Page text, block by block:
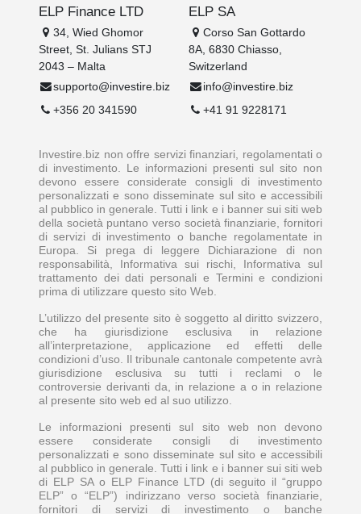
ELP Finance LTD
34, Wied Ghomor
Street, St. Julians STJ
2043 – Malta
supporto@investire.biz
+356 20 341590
ELP SA
Corso San Gottardo
8A, 6830 Chiasso,
Switzerland
info@investire.biz
+41 91 9228171
Investire.biz non offre servizi finanziari, regolamentati o
di investimento. Le informazioni presenti sul sito non
devono essere considerate consigli di investimento
personalizzati e sono disseminate sul sito e accessibili
al pubblico in generale. Tutti i link e i banner sui siti web
della società puntano verso società finanziarie, fornitori
di servizi di investimento o banche regolamentate in
Europa. Si prega di leggere Dichiarazione di non
responsabilità, Informativa sui rischi, Informativa sul
trattamento dei dati personali e Termini e condizioni
prima di utilizzare questo sito Web.
L’utilizzo del presente sito è soggetto al diritto svizzero,
che ha giurisdizione esclusiva in relazione
all’interpretazione, applicazione ed effetti delle
condizioni d’uso. Il tribunale cantonale competente avrà
giurisdizione esclusiva su tutti i reclami o le
controversie derivanti da, in relazione a o in relazione
al presente sito web ed al suo utilizzo.
Le informazioni presenti sul sito web non devono
essere considerate consigli di investimento
personalizzati e sono disseminate sul sito e accessibili
al pubblico in generale. Tutti i link e i banner sui siti web
di ELP SA o ELP Finance LTD (di seguito il “gruppo
ELP” o “ELP”) indirizzano verso società finanziarie,
fornitori di servizi di investimento o banche